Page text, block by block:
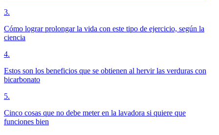
3.
Cómo lograr prolongar la vida con este tipo de ejercicio, según la
ciencia
4.
Estos son los beneficios que se obtienen al hervir las verduras con
bicarbonato
5.
Cinco cosas que no debe meter en la lavadora si quiere que
funciones bien